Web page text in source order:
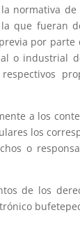
normativa
que fueran
por parte
o industrial
a los
los
o
de los